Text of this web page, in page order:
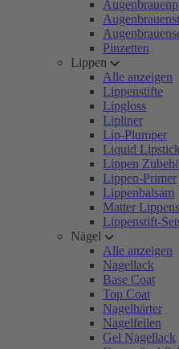
Pinzetten
Lippen
Alle anzeigen
Lippenstifte
Lipgloss
Lipliner
Lip-Plumper
Liquid Lipstick
Lippen
Lippen-Primer
Lippenbalsam
Matter
Lippenstift-
Nägel
Alle anzeigen
Nagellack
Base Coat
Top Coat
Nagelhärter
Nagelfeilen
Gel Nagellack